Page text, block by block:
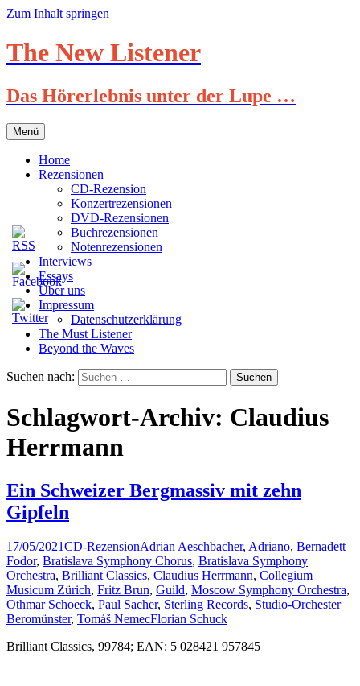
Zum Inhalt springen
The New Listener
Das Hörerlebnis unter der Lupe …
Menü
Home
Rezensionen
CD-Rezension
Konzertrezensionen
DVD-Rezensionen
Buchrezensionen
Notenrezensionen
Interviews
Essays
Über uns
Impressum
Datenschutzerklärung
The Must Listener
Beyond the Waves
Suchen nach:
Schlagwort-Archiv: Claudius
Herrmann
Ein Schweizer Bergmassiv mit zehn
Gipfeln
17/05/2021CD-RezensionAdrian Aeschbacher, Adriano, Bernadett
Fodor, Bratislava Symphony Chorus, Bratislava Symphony
Orchestra, Brilliant Classics, Claudius Herrmann, Collegium
Musicum Zürich, Fritz Brun, Guild, Moscow Symphony Orchestra,
Othmar Schoeck, Paul Sacher, Sterling Records, Studio-Orchester
Beromünster, Tomáš NemecFlorian Schuck
Brilliant Classics, 99784; EAN: 5 028421 957845